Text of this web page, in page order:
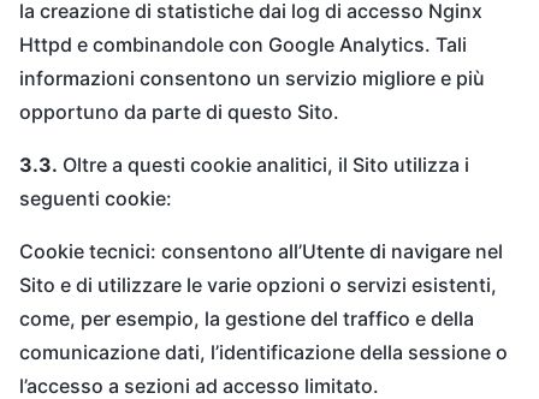
la creazione di statistiche dai log di accesso Nginx
Httpd e combinandole con Google Analytics. Tali
informazioni consentono un servizio migliore e più
opportuno da parte di questo Sito.
3.3. Oltre a questi cookie analitici, il Sito utilizza i
seguenti cookie:
Cookie tecnici: consentono all’Utente di navigare nel
Sito e di utilizzare le varie opzioni o servizi esistenti,
come, per esempio, la gestione del traffico e della
comunicazione dati, l’identificazione della sessione o
l’accesso a sezioni ad accesso limitato.